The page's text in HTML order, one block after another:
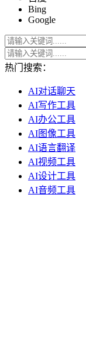
Bing
Google
热门搜索：
AI对话聊天
AI写作工具
AI办公工具
AI图像工具
AI语言翻译
AI视频工具
AI设计工具
AI音频工具